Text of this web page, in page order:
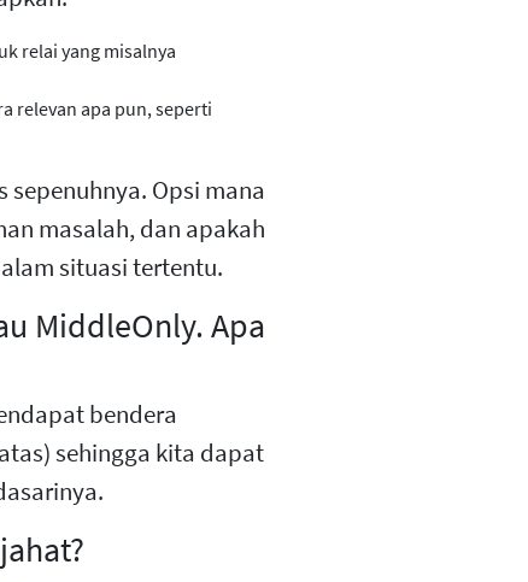
relai yang misalnya
relevan apa pun, seperti
Opsi mana
masalah, dan apakah
situasi tertentu.
MiddleOnly. Apa
bendera
sehingga kita dapat